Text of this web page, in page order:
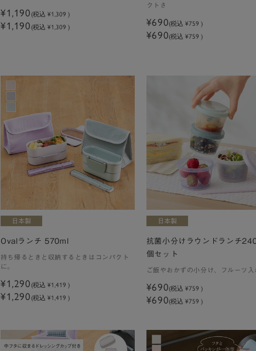
¥1,190 (税込 ¥1,309 )
¥1,190 (税込 ¥1,309 )
クトさ
¥690(税込¥759 )
¥690(税込 ¥759 )
Ovalランチ 570ml
持ち帰るときと収納するときはコンパクト
に。
¥1,290 (税込 ¥1,419 )
¥1,290 (税込 ¥1,419 )
抗菌小分けラウンドランチ
個セット
ご飯やおかずの小分け、フルーツ入
¥690(税込¥759 )
¥690(税込 ¥759 )